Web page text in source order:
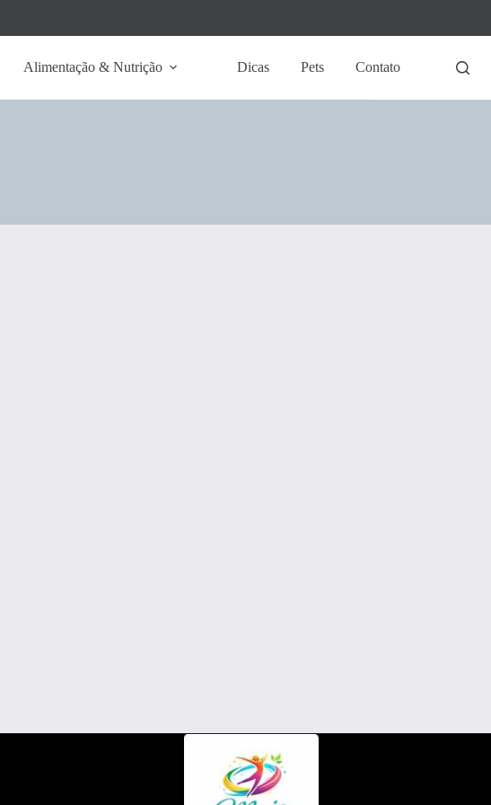
Alimentação & Nutrição Dicas Pets Contato